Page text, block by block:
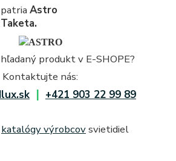
patriaAstro
Taketa.
produkt v E-SHOPE?
Kontaktujte nás:
| +421 903 22 99 89
katalógy výrobcovsvietidiel